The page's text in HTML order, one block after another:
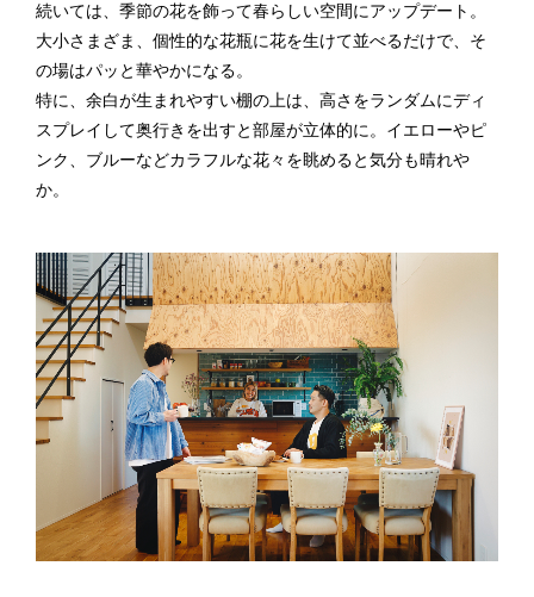
続いては、季節の花を飾って春らしい空間にアップデート。
大小さまざま、個性的な花瓶に花を生けて並べるだけで、そ
の場はパッと華やかになる。
特に、余白が生まれやすい棚の上は、高さをランダムにディ
スプレイして奥行きを出すと部屋が立体的に。イエローやピ
ンク、ブルーなどカラフルな花々を眺めると気分も晴れや
か。